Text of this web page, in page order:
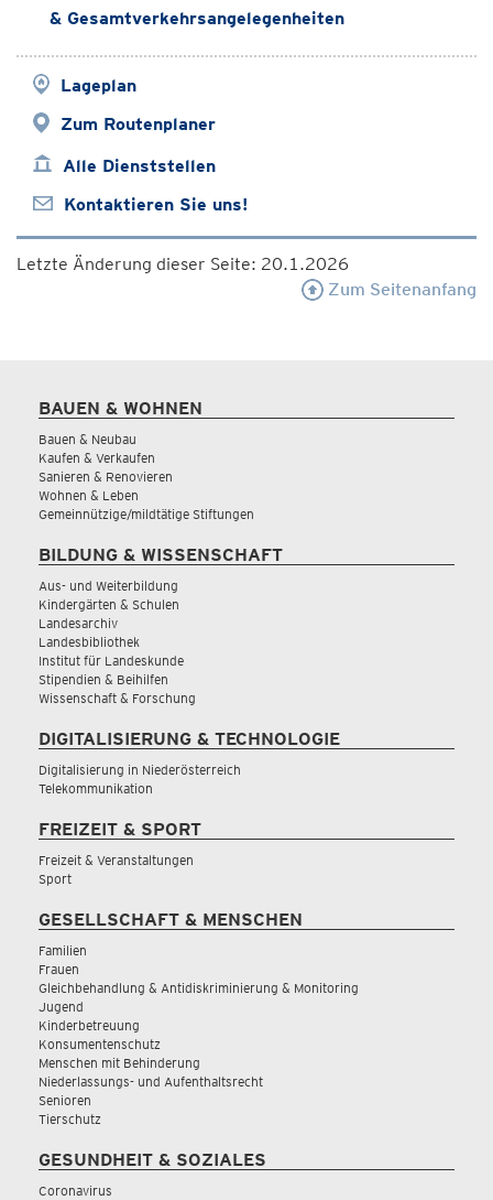
& Gesamtverkehrsangelegenheiten
Lageplan
Zum Routenplaner
Alle Dienststellen
Kontaktieren Sie uns!
Letzte Änderung dieser Seite: 20.1.2026
Zum Seitenanfang
BAUEN & WOHNEN
Bauen & Neubau
Kaufen & Verkaufen
Sanieren & Renovieren
Wohnen & Leben
Gemeinnützige/mildtätige Stiftungen
BILDUNG & WISSENSCHAFT
Aus- und Weiterbildung
Kindergärten & Schulen
Landesarchiv
Landesbibliothek
Institut für Landeskunde
Stipendien & Beihilfen
Wissenschaft & Forschung
DIGITALISIERUNG & TECHNOLOGIE
Digitalisierung in Niederösterreich
Telekommunikation
FREIZEIT & SPORT
Freizeit & Veranstaltungen
Sport
GESELLSCHAFT & MENSCHEN
Familien
Frauen
Gleichbehandlung & Antidiskriminierung & Monitoring
Jugend
Kinderbetreuung
Konsumentenschutz
Menschen mit Behinderung
Niederlassungs- und Aufenthaltsrecht
Senioren
Tierschutz
GESUNDHEIT & SOZIALES
Coronavirus